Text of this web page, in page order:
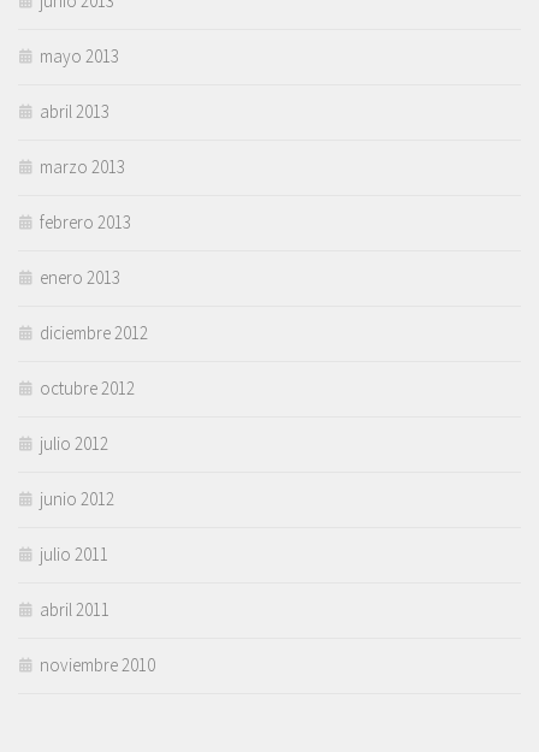
mayo 2013
abril 2013
marzo 2013
febrero 2013
enero 2013
diciembre 2012
octubre 2012
julio 2012
junio 2012
julio 2011
abril 2011
noviembre 2010